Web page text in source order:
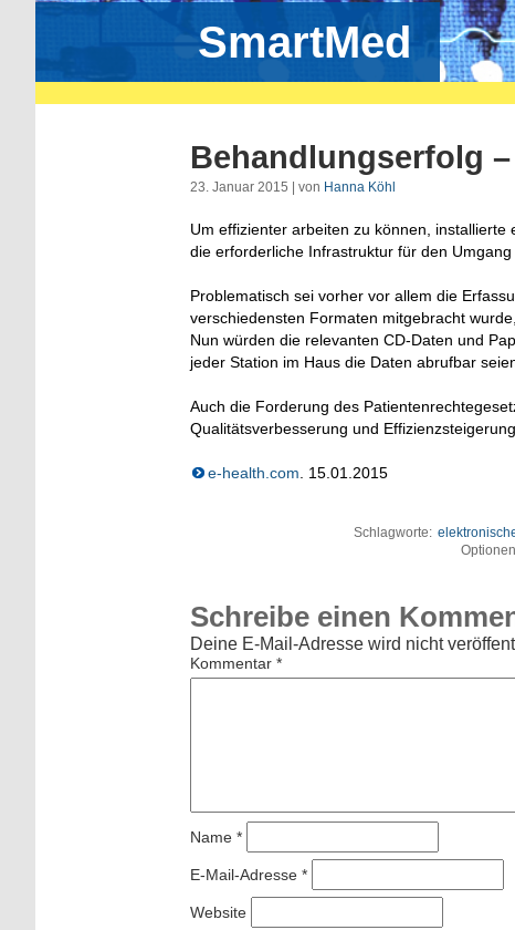
SmartMed
Behandlungserfolg
23. Januar 2015 | von Hanna Köhl
Um effizienter arbeiten zu können, installierte
die erforderliche Infrastruktur für den
Problematisch sei vorher vor allem die
verschiedensten Formaten mitgebracht
Nun würden die relevanten CD-Daten und
jeder Station im Haus die Daten abrufbar
Auch die Forderung des
Qualitätsverbesserung und
e-health.com . 15.01.2015
Schlagworte:
Schreibe einen
Deine E-Mail-Adresse wird nicht
Kommentar *
Name *
E-Mail-Adresse *
Website